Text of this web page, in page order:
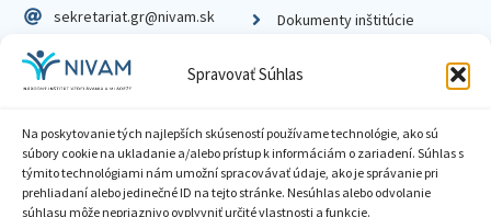
Spravovať Súhlas
Na poskytovanie tých najlepších skúseností používame technológie, ako sú
súbory cookie na ukladanie a/alebo prístup k informáciám o zariadení. Súhlas s
týmito technológiami nám umožní spracovávať údaje, ako je správanie pri
prehliadaní alebo jedinečné ID na tejto stránke. Nesúhlas alebo odvolanie
súhlasu môže nepriaznivo ovplyvniť určité vlastnosti a funkcie.
sekretariat.gr@nivam.sk
IČO: 00164348
DIČ: 2020798714
Dokumenty inštitúcie
Zásady ochrany súkromia